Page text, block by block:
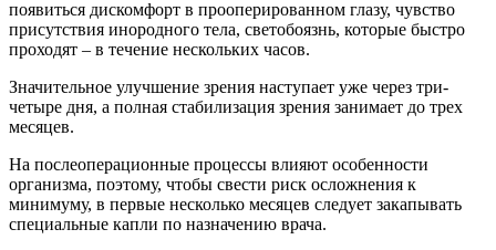
появиться дискомфорт в прооперированном глазу, чувство
присутствия инородного тела, светобоязнь, которые быстро
проходят – в течение нескольких часов.
Значительное улучшение зрения наступает уже через три-
четыре дня, а полная стабилизация зрения занимает до трех
месяцев.
На послеоперационные процессы влияют особенности
организма, поэтому, чтобы свести риск осложнения к
минимуму, в первые несколько месяцев следует закапывать
специальные капли по назначению врача.